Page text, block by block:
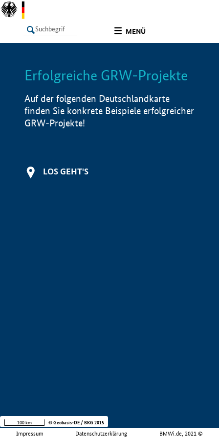
MENÜ
LISTE Info
Erfolgreiche GRW-Projekte
Auf der folgenden Deutschlandkarte
finden Sie konkrete Beispiele erfolgreicher
GRW-Projekte!
LOS GEHT'S
Impressum Datenschutzerklärung BMWi.de, 2021 ©
100 km © Geobasis-DE / BKG 2015